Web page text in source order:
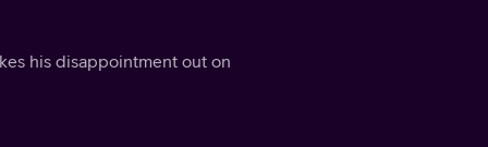
his disappointment out on